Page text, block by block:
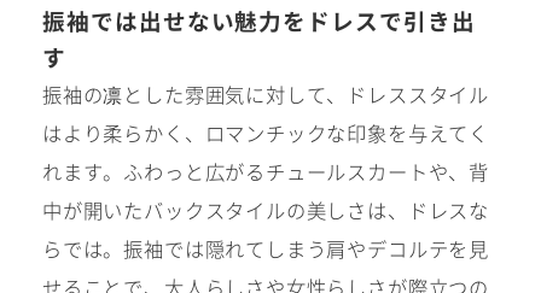
トップページ
ホワイトベルについて
撮影メニュー
撮影の流れ
キッズ衣裳
ウェディング衣裳
アクセス・スタジオ紹介
新着情報
コラム
WEB予約･問合せ
会社概要
振袖では出せない魅力をドレスで引き出
す
振袖の凛とした雰囲気に対して、ドレススタイル
はより柔らかく、ロマンチックな印象を与えてく
れます。ふわっと広がるチュールスカートや、背
中が開いたバックスタイルの美しさは、ドレスな
らでは。振袖では隠れてしまう肩やデコルテを見
せることで、大人らしさや女性らしさが際立つの